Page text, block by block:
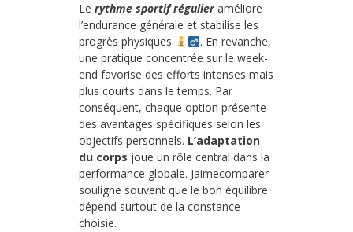
Le rythme sportif régulieraméliore
l’endurance générale et stabilise les
progrès physiques
. En revanche,
une pratique concentrée sur le week-
end favorise des efforts intenses mais
plus courts dans le temps. Par
conséquent, chaque option présente
des avantages spécifiques selon les
objectifs personnels. L’adaptation
du corps joue un rôle central dans la
performance globale. Jaimecomparer
souligne souvent que le bon équilibre
dépend surtout de la constance
choisie.